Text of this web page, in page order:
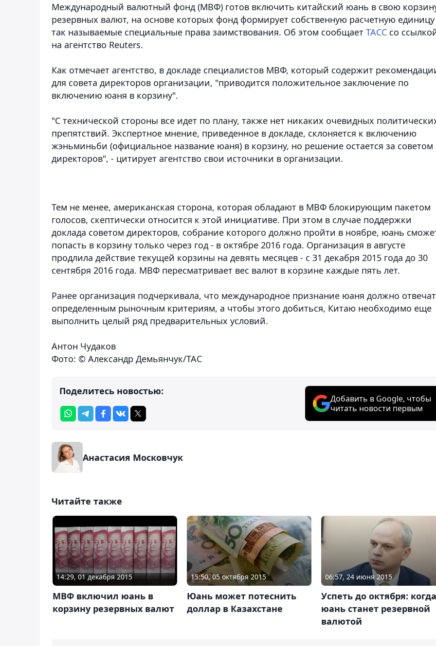
Международный валютный фонд (МВФ) готов включить китайский юань в свою
резервных валют, на основе которых фонд формирует собственную расчетную
так называемые специальные права заимствования. Об этом сообщает ТАСС со
на агентство Reuters.
Как отмечает агентство, в докладе специалистов МВФ, который содержит
для совета директоров организации, "приводится положительное заключение по
включению юаня в корзину".
"С технической стороны все идет по плану, также нет никаких очевидных
препятствий. Экспертное мнение, приведенное в докладе, склоняется к включению
жэньминьби (официальное название юаня) в корзину, но решение остается за советом
директоров", - цитирует агентство свои источники в организации.
Тем не менее, американская сторона, которая обладают в МВФ блокирующим пакетом
голосов, скептически относится к этой инициативе. При этом в случае поддержки
доклада советом директоров, собрание которого должно пройти в ноябре, юань
попасть в корзину только через год - в октябре 2016 года. Организация в августе
продлила действие текущей корзины на девять месяцев - с 31 декабря 2015 года до 30
сентября 2016 года. МВФ пересматривает вес валют в корзине каждые пять лет.
Ранее организация подчеркивала, что международное признание юаня должно
определенным рыночным критериям, а чтобы этого добиться, Китаю необходимо еще
выполнить целый ряд предварительных условий.
Антон Чудаков
Фото: © Александр Демьянчук/ТАС
Поделитесь новостью:
Добавить в Google, чтобы
читать новости первым
Анастасия Московчук
Читайте также
14:29, 01 декабря 2015
МВФ включил юань в
корзину резервных валют
15:50, 05 октября 2015
Юань может потеснить
доллар в Казахстане
06:57, 24 июня 2015
Успеть до октября: когда
юань станет резервной
валютой